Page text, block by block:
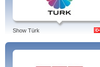
Show Türk